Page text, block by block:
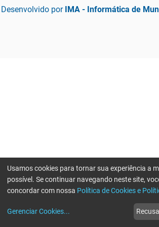
Desenvolvido por IMA - Informática de
Usamos cookies para tornar sua experiência a
possível. Se continuar navegando neste site,
concordar com nossa Política de Cookies e
Gerenciar Cookies...